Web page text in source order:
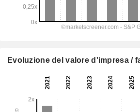
Evoluzione del valore d'impresa /